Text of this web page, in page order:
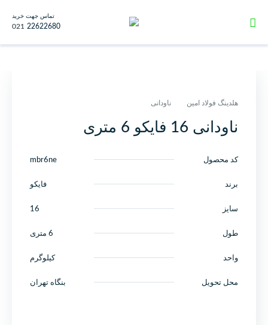
تماس جهت خرید
021 22622680
هلدینگ فولاد امین ناودانی
ناودانی 16 فایکو 6 متری
کد محصول mbr6ne
برند فایکو
سایز 16
طول 6 متری
واحد کیلوگرم
محل تحویل بنگاه تهران